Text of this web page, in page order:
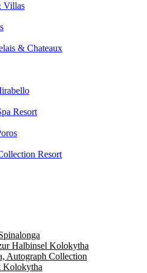
Villas
& Chateaux
Resort
Resort
Halbinsel Kolokytha
Autograph Collection
Kolokytha